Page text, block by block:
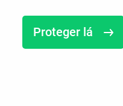
Proteger lá